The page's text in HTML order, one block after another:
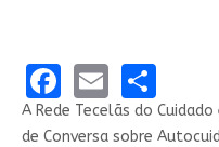
Facebook
Email
A Rede Tecelãs do Cuidado
de Conversa sobre